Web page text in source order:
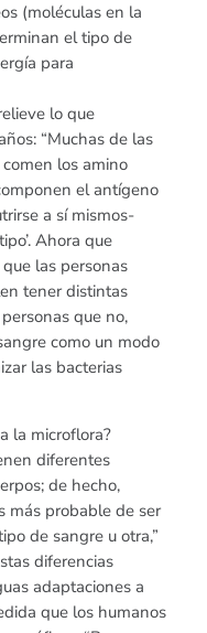
(moléculas en la
el tipo de
para
lo que
“Muchas de las
los amino
el antígeno
a sí mismos-
Ahora que
las personas
tener distintas
que no,
como un modo
las bacterias
la microflora?
diferentes
de hecho,
más probable de ser
de sangre u otra,”
diferencias
adaptaciones a
que los humanos